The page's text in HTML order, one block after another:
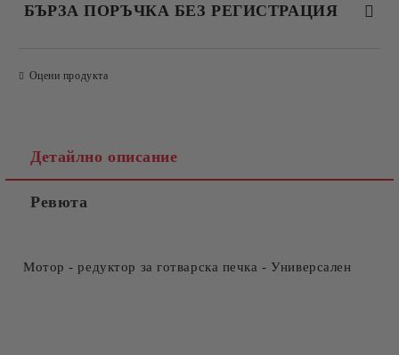
БЪРЗА ПОРЪЧКА БЕЗ РЕГИСТРАЦИЯ
Оцени продукта
Детайлно описание
Ревюта
Мотор - редуктор за готварска печка - Универсален